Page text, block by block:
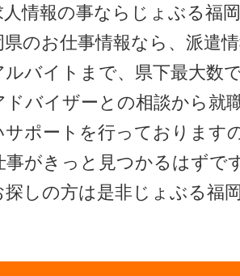
情報の事ならじょぶる福
県のお仕事情報なら、派遣
バイトまで、県下最大数
ドバイザーとの相談から就
サポートを行っております
事がきっと見つかるはずで
探しの方は是非じょぶる福